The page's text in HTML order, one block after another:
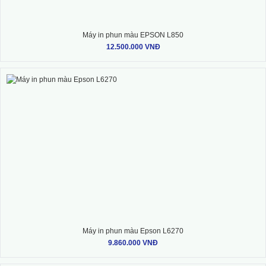
Máy in phun màu EPSON L850
12.500.000 VNĐ
Máy in phun màu Epson L6270
9.860.000 VNĐ